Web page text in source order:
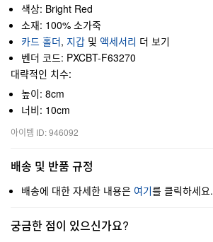
색상: Bright Red
소재: 100% 소가죽
카드 홀더, 지갑 및 액세서리 더 보기
벤더 코드: PXCBT-F63270
대략적인 치수:
높이: 8cm
너비: 10cm
아이템 ID: 946092
배송 및 반품 규정
배송에 대한 자세한 내용은 여기를 클릭하세요.
궁금한 점이 있으신가요?